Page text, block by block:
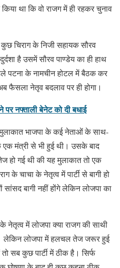
था कि वो राजग में ही रहकर चुनाव
कुछ चिराग के निजी सहायक सौरव
है उसमें सौरव पाण्डेय का ही हाथ
पटना के नामचीन होटल में बैठक कर
फैसला नेतृव बदलाव पर ही होगा।
नफ्ताली बेनेट को दी बधाई
भाजपा के कई नेताओं के साथ-
मंत्री से भी हुई थी। उसके बाद
हो गई थी की यह मुलाकात तो एक
के चाचा के नेतृत्व में पार्टी से बागी हो
बागी नहीं होंगे लेकिन लोजपा का
नेतृत्व में लोजपा क्या राजग की साथी
लेकिन लोजपा में हलचल तेज जरूर हुई
सब कुछ पार्टी में ठीक है। सिर्फ